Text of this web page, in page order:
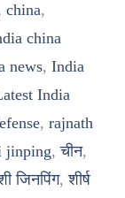
china,
china
news, India
India
, rajnath
jinping,चीन,
जिनपिंग,शीर्ष